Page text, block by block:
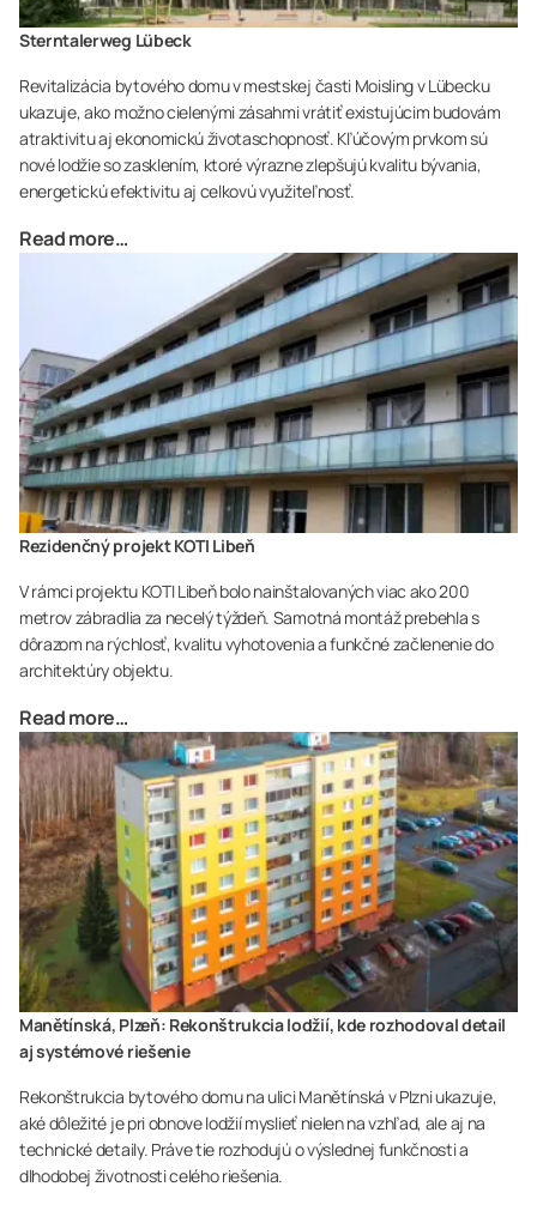
Sterntalerweg Lübeck
Revitalizácia bytového domu v mestskej časti Moisling v Lübecku
ukazuje, ako možno cielenými zásahmi vrátiť existujúcim budovám
atraktivitu aj ekonomickú životaschopnosť. Kľúčovým prvkom sú
nové lodžie so zasklením, ktoré výrazne zlepšujú kvalitu bývania,
energetickú efektivitu aj celkovú využiteľnosť.
Read more…
Rezidenčný projekt KOTI Libeň
V rámci projektu KOTI Libeň bolo nainštalovaných viac ako 200
metrov zábradlia za necelý týždeň. Samotná montáž prebehla s
dôrazom na rýchlosť, kvalitu vyhotovenia a funkčné začlenenie do
architektúry objektu.
Read more…
Manětínská, Plzeň: Rekonštrukcia lodžií, kde rozhodoval detail
aj systémové riešenie
Rekonštrukcia bytového domu na ulici Manětínská v Plzni ukazuje,
aké dôležité je pri obnove lodžií myslieť nielen na vzhľad, ale aj na
technické detaily. Práve tie rozhodujú o výslednej funkčnosti a
dlhodobej životnosti celého riešenia.